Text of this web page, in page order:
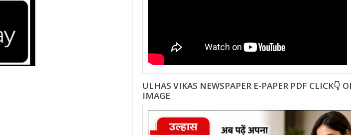
ULHAS VIKAS NEWSPAPER E-PAPER PDF CLICK👇
IMAGE